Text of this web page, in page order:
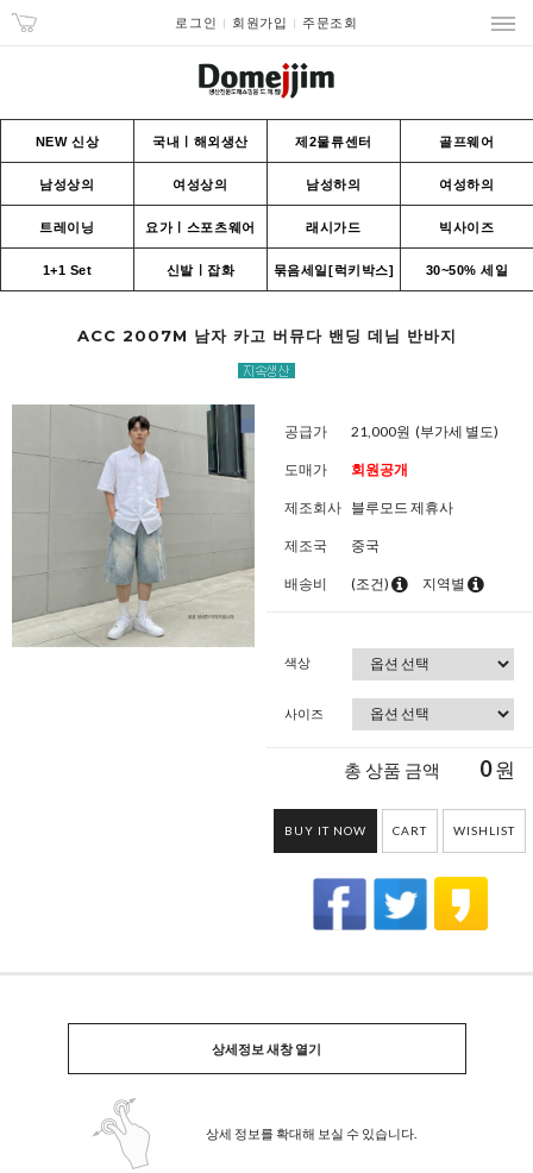
로그인 회원가입 주문조회
NEW 신상 국내ㅣ해외생산 제2물류센터 골프웨어
남성상의 여성상의 남성하의 여성하의
트레이닝 요가ㅣ스포츠웨어 래시가드 빅사이즈
1+1 Set 신발ㅣ잡화 묶음세일[럭키박스] 30~50% 세일
ACC 2007M 남자 카고 버뮤다 밴딩 데님 반바지
공급가 21,000원 (부가세 별도)
도매가 회원공개
제조회사 블루모드 제휴사
제조국 중국
배송비 (조건) 지역별
색상
사이즈
총 상품 금액 0원
BUY IT NOW CART WISHLIST
상세정보 새창 열기
상세 정보를 확대해 보실 수 있습니다.